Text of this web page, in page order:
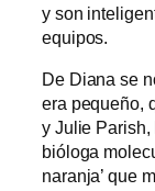
y son
equipos.
De Diana se
era pequeño,
y Julie
bióloga
naranja’ que